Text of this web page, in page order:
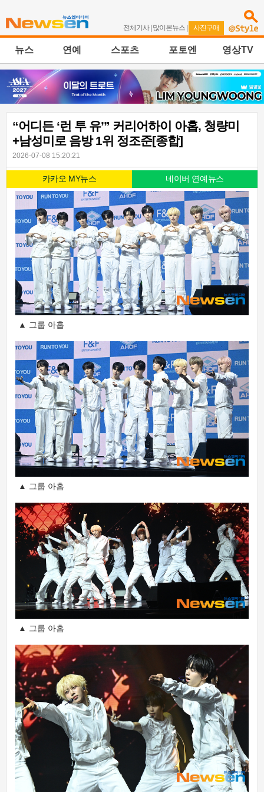
전체기사| 많이본뉴스 | 사진구매
뉴스 연예 스포츠 포토엔 영상TV
“어디든 ‘런 투 유’” 커리어하이 아홉, 청량미
+남성미로 음방 1위 정조준[종합]
2026-07-08 15:20:21
카카오 MY뉴스 네이버 연예뉴스
▲ 그룹 아홉
▲ 그룹 아홉
▲ 그룹 아홉